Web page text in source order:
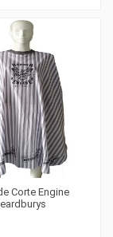
Corte Engine